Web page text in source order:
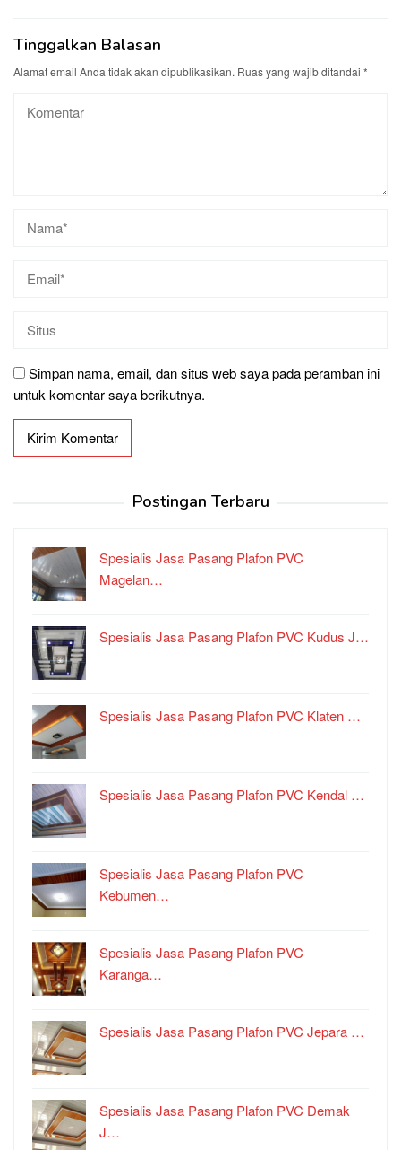
Tinggalkan Balasan
Alamat email Anda tidak akan dipublikasikan. Ruas yang wajib ditandai *
Simpan nama, email, dan situs web saya pada peramban ini
untuk komentar saya berikutnya.
Postingan Terbaru
Spesialis Jasa Pasang Plafon PVC
Magelan…
Spesialis Jasa Pasang Plafon PVC Kudus J…
Spesialis Jasa Pasang Plafon PVC Klaten …
Spesialis Jasa Pasang Plafon PVC Kendal …
Spesialis Jasa Pasang Plafon PVC
Kebumen…
Spesialis Jasa Pasang Plafon PVC
Karanga…
Spesialis Jasa Pasang Plafon PVC Jepara …
Spesialis Jasa Pasang Plafon PVC Demak
J…